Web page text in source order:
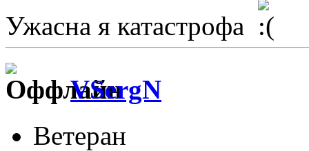
Ужасна я катастрофа
VSergN
Ветеран